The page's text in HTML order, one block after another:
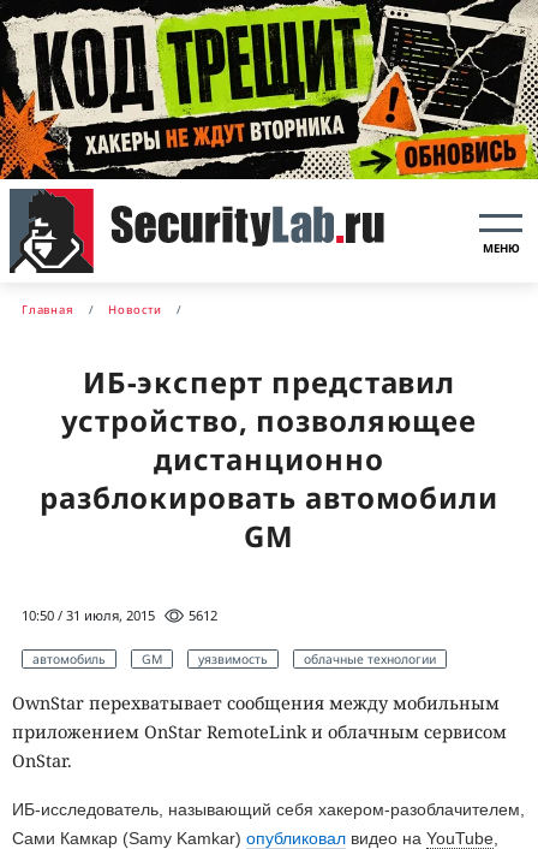
МЕНЮ
Главная Новости
ИБ-эксперт представил
устройство, позволяющее
дистанционно
разблокировать автомобили
GM
10:50 / 31 июля, 2015 5612
автомобиль GM уязвимость облачные технологии
OwnStar перехватывает сообщения между мобильным
приложением OnStar RemoteLink и облачным сервисом
OnStar.
ИБ-исследователь, называющий себя хакером-разоблачителем,
Сами Камкар (Samy Kamkar) опубликовал видео на YouTube